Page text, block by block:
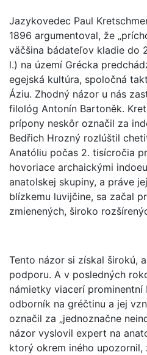
Jazykovedec Paul
1896 argumentoval, že
väčšina bádateľov kladie do
l.) na území Grécka
egejská kultúra, spoločná
Áziu. Zhodný názor u nás
filológ Antonín Bartoněk.
prípony neskôr označil za
Bedřich Hrozný rozlúštil
Anatóliu počas 2. tisícročia
hovoriace archaickými
anatolskej skupiny, a práve
blízkemu luvijčine, sa začal
zmienených, široko
Tento názor si získal širokú,
podporu. A v posledných
námietky viacerí prominentní
odborník na gréčtinu a jej
označil za „jednoznačne
názor vyslovil expert na
ktorý okrem iného